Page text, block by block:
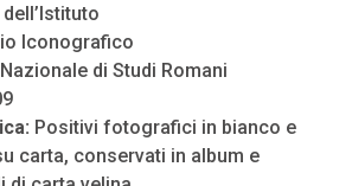
Iconografico
di Studi Romani
Positivi fotografici in bianco e
carta, conservati in album e